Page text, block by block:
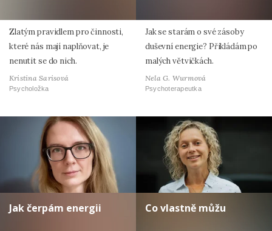
Zlatým pravidlem pro činnosti,
které nás mají naplňovat, je
nenutit se do nich.
Kristina Sarisová
Psycholožka
Jak se starám o své zásoby
duševní energie? Přikládám po
malých větvičkách.
Nela G. Wurmová
Psychoterapeutka
Jak čerpám energii Co vlastně můžu